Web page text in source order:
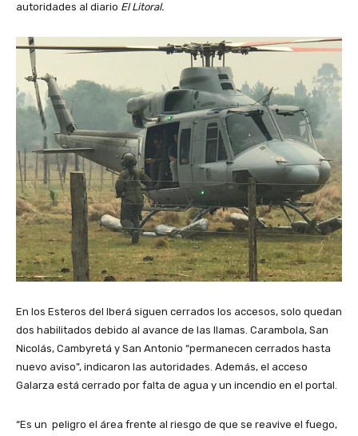
autoridades al diario El Litoral.
En los Esteros del Iberá siguen cerrados los accesos, solo quedan
dos habilitados debido al avance de las llamas. Carambola, San
Nicolás, Cambyretá y San Antonio “permanecen cerrados hasta
nuevo aviso”, indicaron las autoridades. Además, el acceso
Galarza está cerrado por falta de agua y un incendio en el portal.
“Es un peligro el área frente al riesgo de que se reavive el fuego,